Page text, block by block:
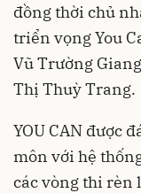
đồng thời chủ
triển vọng You
Vũ Trường
Thị Thuỳ Trang.
YOU CAN được
môn với hệ
các vòng thi rèn